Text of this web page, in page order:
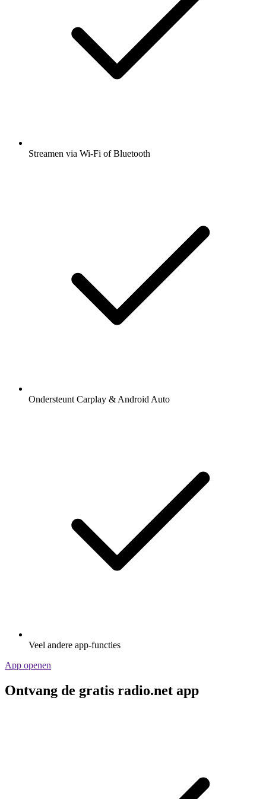
Streamen via Wi-Fi of Bluetooth
Ondersteunt Carplay & Android Auto
Veel andere app-functies
App openen
Ontvang de gratis radio.net app